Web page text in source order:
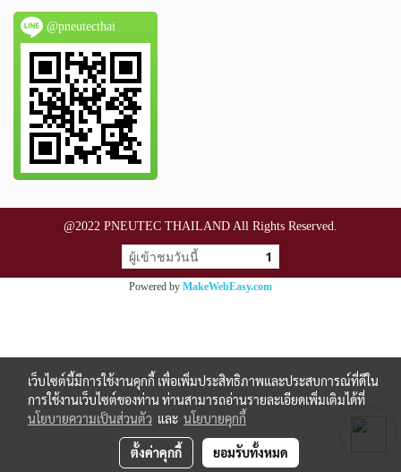
@pneutecthai
@2022 PNEUTEC THAILAND All Rights Reserved.
ผู้เข้าชมวันนี้ 1
Powered by MakeWebEasy.com
เว็บไซต์นี้มีการใช้งานคุกกี้ เพื่อเพิ่มประสิทธิภาพและประสบการณ์ที่ดีใน
การใช้งานเว็บไซต์ของท่าน ท่านสามารถอ่านรายละเอียดเพิ่มเติมได้ที่
นโยบายความเป็นส่วนตัว และ นโยบายคุกกี้
ตั้งค่าคุกกี้ ยอมรับทั้งหมด